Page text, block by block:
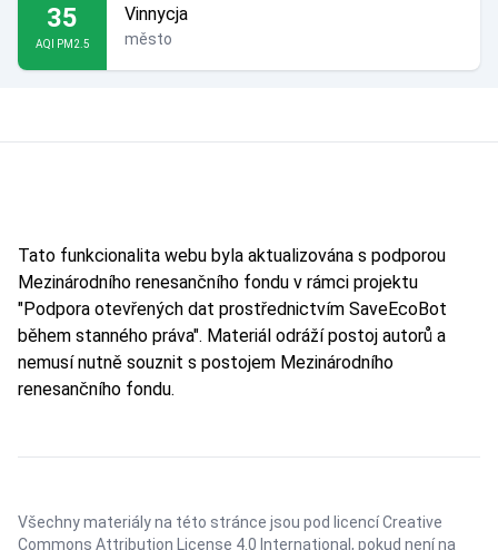
35
AQI PM2.5
Vinnycja
město
Tato funkcionalita webu byla aktualizována s podporou
Mezinárodního renesančního fondu v rámci projektu
"Podpora otevřených dat prostřednictvím SaveEcoBot
během stanného práva". Materiál odráží postoj autorů a
nemusí nutně souznit s postojem Mezinárodního
renesančního fondu.
Všechny materiály na této stránce jsou pod licencíCreative
Commons Attribution License 4.0 International , pokud není na